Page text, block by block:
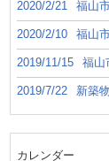
2020/2/21 福山
2020/2/10 福山
2019/11/15 福山
2019/7/22 新築
カレンダー